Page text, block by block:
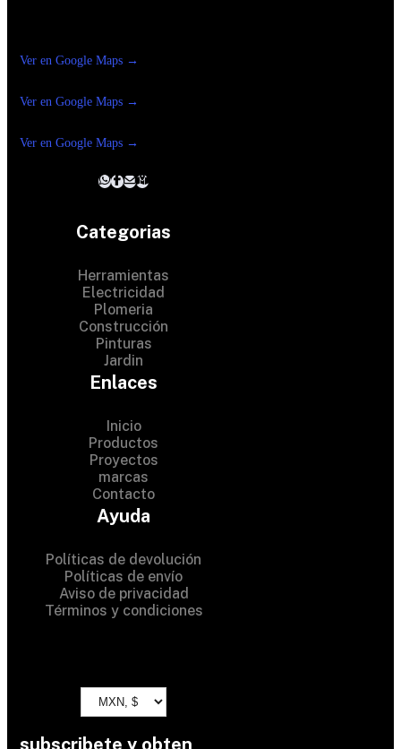
Ver en Google Maps →
Ver en Google Maps →
Ver en Google Maps →
Categorias
Herramientas
Electricidad
Plomeria
Construcción
Pinturas
Jardin
Enlaces
Inicio
Productos
Proyectos
marcas
Contacto
Ayuda
Políticas de devolución
Políticas de envío
Aviso de privacidad
Términos y condiciones
subscribete y obten